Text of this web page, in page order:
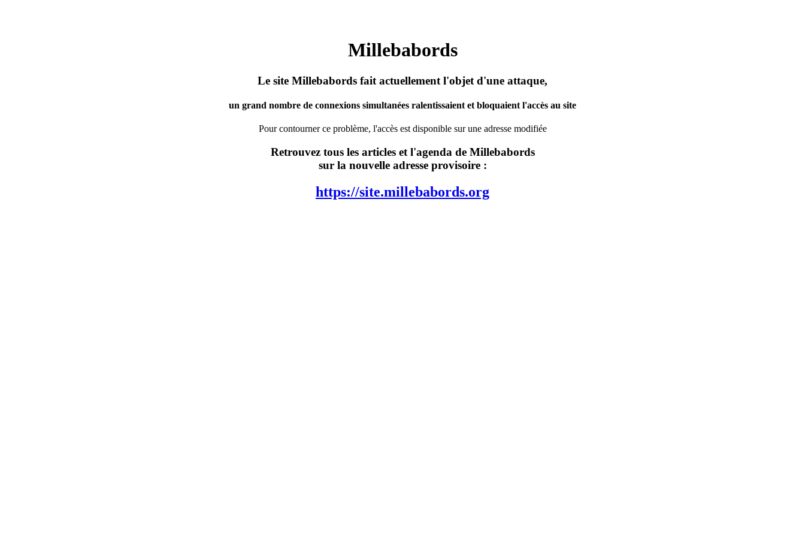
Millebabords
Le site Millebabords fait actuellement l'objet d'une attaque,
un grand nombre de connexions simultanées ralentissaient et bloquaient l'accès au site
Pour contourner ce problème, l'accès est disponible sur une adresse modifiée
Retrouvez tous les articles et l'agenda de Millebabords
sur la nouvelle adresse provisoire :
https://site.millebabords.org